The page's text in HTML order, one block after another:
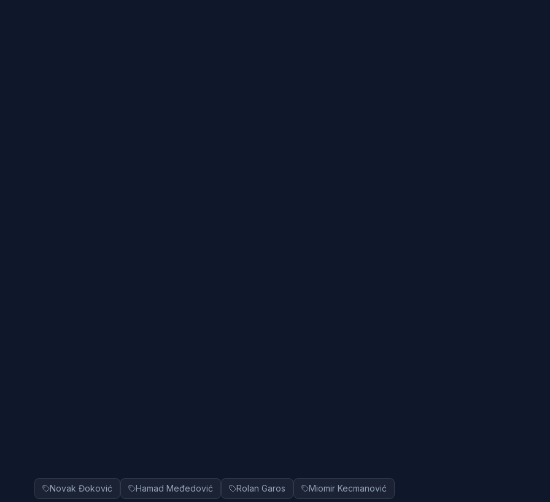
Novak Đoković Hamad Međedović Rolan Garos Miomir Kecmanović